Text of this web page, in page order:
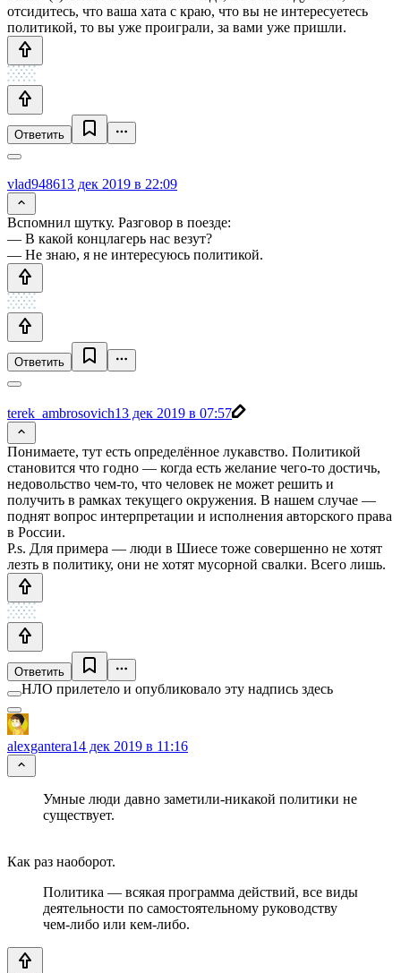
отсидитесь, что ваша хата с краю, что вы не интересуетесь
политикой, то вы уже проиграли, за вами уже пришли.
Ответить
vlad948613 дек 2019 в 22:09
Вспомнил шутку. Разговор в поезде:
— В какой концлагерь нас везут?
— Не знаю, я не интересуюсь политикой.
Ответить
terek_ambrosovich13 дек 2019 в 07:57
Понимаете, тут есть определённое лукавство. Политикой
становится что годно — когда есть желание чего-то достичь,
недовольство чем-то, что человек не может решить и
получить в рамках текущего окружения. В нашем случае —
поднят вопрос интерпретации и исполнения авторского права
в России.
P.s. Для примера — люди в Шиесе тоже совершенно не хотят
лезть в политику, они не хотят мусорной свалки. Всего лишь.
Ответить
НЛО прилетело и опубликовало эту надпись здесь
alexgantera14 дек 2019 в 11:16
Умные люди давно заметили-никакой политики не
существует.
Как раз наоборот.
Политика — всякая программа действий, все виды
деятельности по самостоятельному руководству
чем-либо или кем-либо.